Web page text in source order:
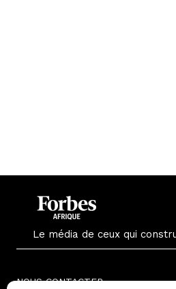
Le média de ceux qui
NOUS CONTACTER